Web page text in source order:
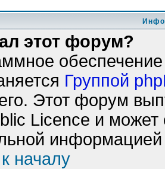
этот форум?
Группой
Этот форум
Licence и может
началу